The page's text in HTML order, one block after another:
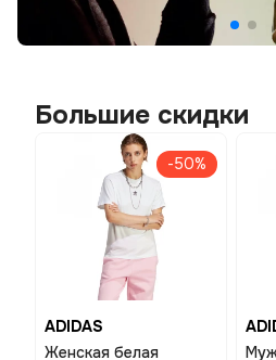
Большие скидки
-50%
ADIDAS
Женская белая